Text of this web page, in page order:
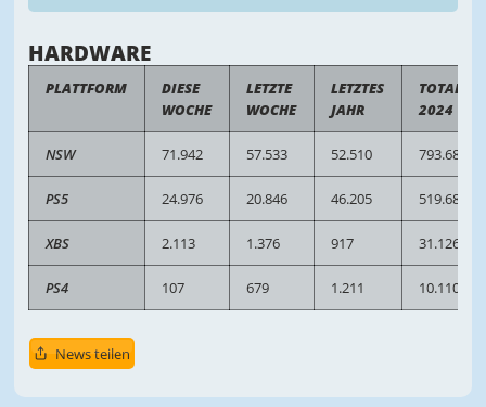
HARDWARE
PLATTFORM
DIESE
WOCHE
LETZTE
WOCHE
LETZTES
JAHR
TOTAL
2024
NSW 71.942 57.533 52.510 793.683
PS5 24.976 20.846 46.205 519.682
XBS 2.113 1.376 917 31.126
PS4 107 679 1.211 10.110
News teilen